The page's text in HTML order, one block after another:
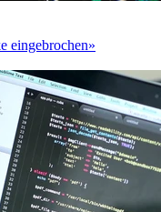
eingebrochen»